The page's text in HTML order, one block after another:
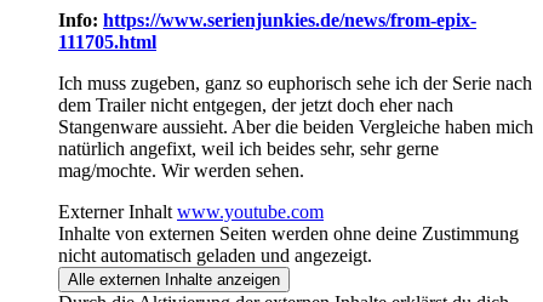
Info: https://www.serienjunkies.de/news/from-epix-
111705.html
Ich muss zugeben, ganz so euphorisch sehe ich der Serie nach
dem Trailer nicht entgegen, der jetzt doch eher nach
Stangenware aussieht. Aber die beiden Vergleiche haben mich
natürlich angefixt, weil ich beides sehr, sehr gerne
mag/mochte. Wir werden sehen.
Externer Inhalt www.youtube.com
Inhalte von externen Seiten werden ohne deine Zustimmung
nicht automatisch geladen und angezeigt.
Alle externen Inhalte anzeigen